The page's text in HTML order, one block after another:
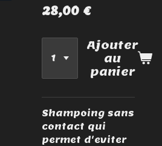
28,00 €
Ajouter
au
panier
Shampoing sans
contact qui
permet d'eviter